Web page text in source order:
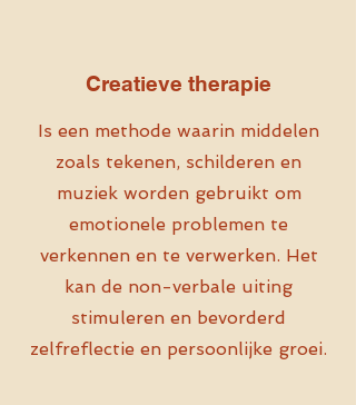
Creatieve therapie
Is een methode waarin middelen
zoals tekenen, schilderen en
muziek worden gebruikt om
emotionele problemen te
verkennen en te verwerken. Het
kan de non-verbale uiting
stimuleren en bevorderd
zelfreflectie en persoonlijke groei.